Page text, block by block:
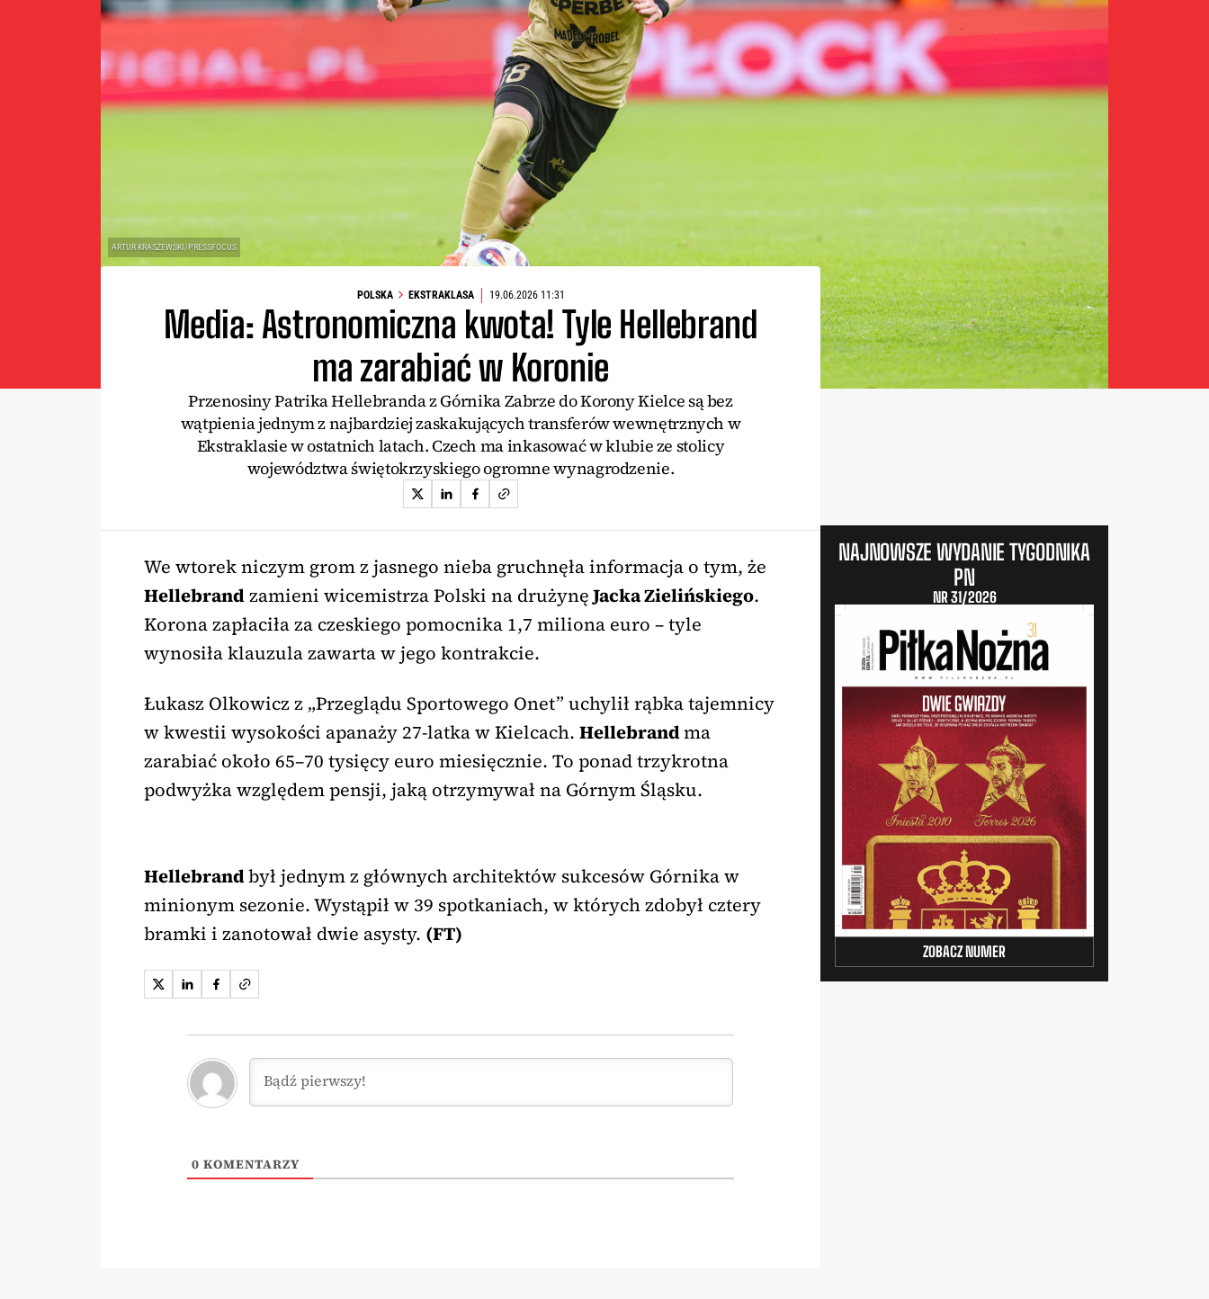
ARTUR KRASZEWSKI/PRESSFOCUS
POLSKA EKSTRAKLASA 19.06.2026 11:31
Media: Astronomiczna kwota! Tyle Hellebrand
ma zarabiać w Koronie
Przenosiny Patrika Hellebranda z Górnika Zabrze do Korony Kielce są bez
wątpienia jednym z najbardziej zaskakujących transferów wewnętrznych w
Ekstraklasie w ostatnich latach. Czech ma inkasować w klubie ze stolicy
województwa świętokrzyskiego ogromne wynagrodzenie.
We wtorek niczym grom z jasnego nieba gruchnęła informacja o tym, że
Hellebrandzamieni wicemistrza Polski na drużynęJacka Zielińskiego.
Korona zapłaciła za czeskiego pomocnika 1,7 miliona euro – tyle
wynosiła klauzula zawarta w jego kontrakcie.
Łukasz Olkowicz z „Przeglądu Sportowego Onet” uchylił rąbka tajemnicy
w kwestii wysokości apanaży 27-latka w Kielcach. Hellebrandma
zarabiać około 65–70 tysięcy euro miesięcznie. To ponad trzykrotna
podwyżka względem pensji, jaką otrzymywał na Górnym Śląsku.
Hellebrandbył jednym z głównych architektów sukcesów Górnika w
minionym sezonie. Wystąpił w 39 spotkaniach, w których zdobył cztery
bramki i zanotował dwie asysty. (FT)
0 KOMENTARZY
NAJNOWSZE WYDANIE TYGODNIKA
PN
NR 31/2026
ZOBACZ NUMER